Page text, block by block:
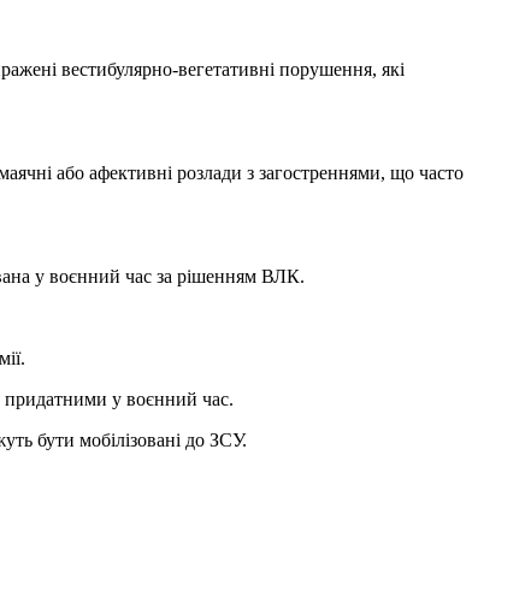
вестибулярно-вегетативні порушення, які
або афективні розлади з загостреннями, що часто
у воєнний час за рішенням ВЛК.
придатними у воєнний час.
бути мобілізовані до ЗСУ.